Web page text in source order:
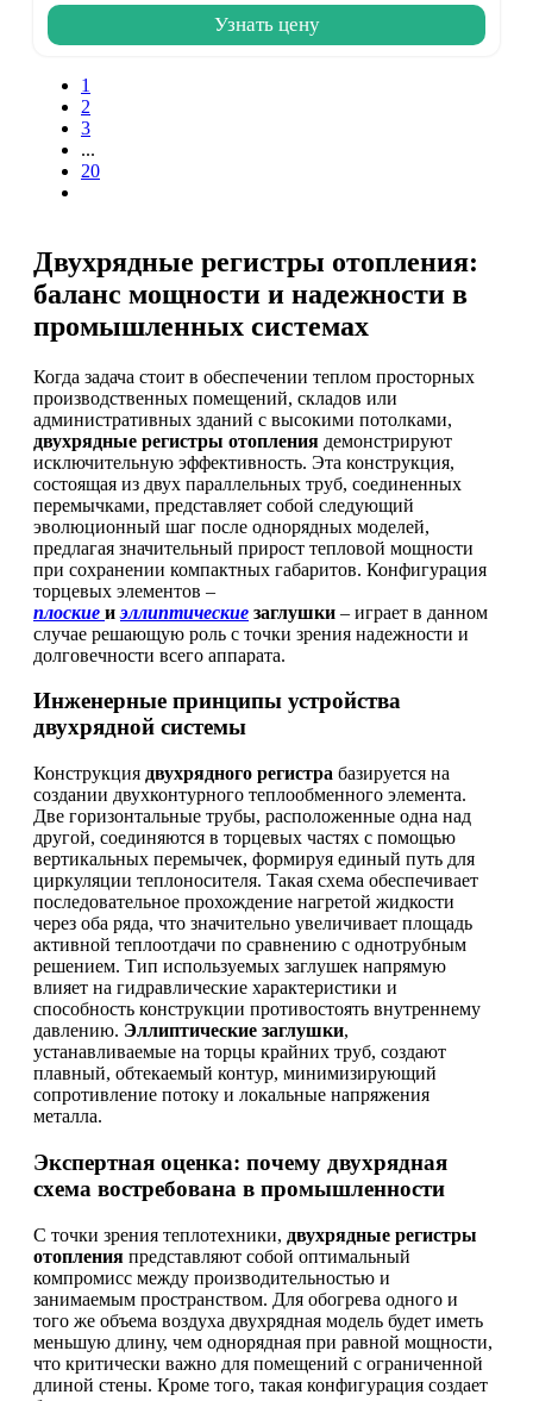
Узнать цену
1
2
3
...
20
Двухрядные регистры отопления:
баланс мощности и надежности в
промышленных системах
Когда задача стоит в обеспечении теплом просторных
производственных помещений, складов или
административных зданий с высокими потолками,
двухрядные регистры отопления демонстрируют
исключительную эффективность. Эта конструкция,
состоящая из двух параллельных труб, соединенных
перемычками, представляет собой следующий
эволюционный шаг после однорядных моделей,
предлагая значительный прирост тепловой мощности
при сохранении компактных габаритов. Конфигурация
торцевых элементов –
плоские иэллиптические заглушки – играет в данном
случае решающую роль с точки зрения надежности и
долговечности всего аппарата.
Инженерные принципы устройства
двухрядной системы
Конструкция двухрядного регистра базируется на
создании двухконтурного теплообменного элемента.
Две горизонтальные трубы, расположенные одна над
другой, соединяются в торцевых частях с помощью
вертикальных перемычек, формируя единый путь для
циркуляции теплоносителя. Такая схема обеспечивает
последовательное прохождение нагретой жидкости
через оба ряда, что значительно увеличивает площадь
активной теплоотдачи по сравнению с однотрубным
решением. Тип используемых заглушек напрямую
влияет на гидравлические характеристики и
способность конструкции противостоять внутреннему
давлению. Эллиптические заглушки,
устанавливаемые на торцы крайних труб, создают
плавный, обтекаемый контур, минимизирующий
сопротивление потоку и локальные напряжения
металла.
Экспертная оценка: почему двухрядная
схема востребована в промышленности
С точки зрения теплотехники, двухрядные регистры
отопления представляют собой оптимальный
компромисс между производительностью и
занимаемым пространством. Для обогрева одного и
того же объема воздуха двухрядная модель будет иметь
меньшую длину, чем однорядная при равной мощности,
что критически важно для помещений с ограниченной
длиной стены. Кроме того, такая конфигурация создает